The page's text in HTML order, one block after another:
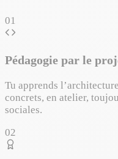
01
Pédagogie par le
Tu apprends
concrets, en atelier,
sociales.
02